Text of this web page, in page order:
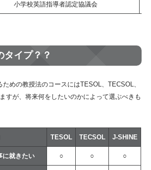
小学校英語指導者認定協議会
タイプ？？
めの教授法のコースにはTESOL、TECSOL、
すが、将来何をしたいのかによって選ぶべきも
TESOL TECSOL J-SHINE
に就きたい ○ ○ ○